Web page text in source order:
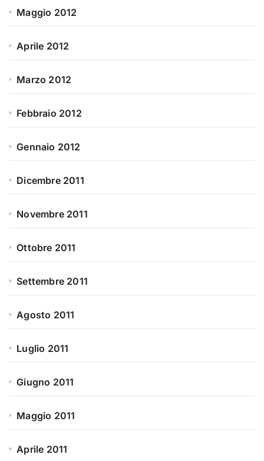
Maggio 2012
Aprile 2012
Marzo 2012
Febbraio 2012
Gennaio 2012
Dicembre 2011
Novembre 2011
Ottobre 2011
Settembre 2011
Agosto 2011
Luglio 2011
Giugno 2011
Maggio 2011
Aprile 2011